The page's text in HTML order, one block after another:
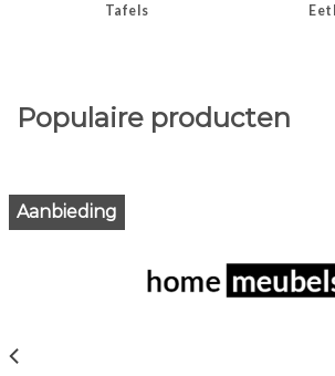
Tafels
Populaire producten
Aanbieding